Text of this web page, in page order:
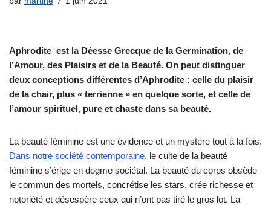
Aphrodite est la Déesse Grecque de la Germination, de
l’Amour, des Plaisirs et de la Beauté. On peut distinguer
deux conceptions différentes d’Aphrodite : celle du plaisir
de la chair, plus « terrienne » en quelque sorte, et celle de
l’amour spirituel, pure et chaste dans sa beauté.
La beauté féminine est une évidence et un mystère tout à la fois.
Dans notre société contemporaine, le culte de la beauté
féminine s’érige en dogme sociétal. La beauté du corps obsède
le commun des mortels, concrétise les stars, crée richesse et
notoriété et désespère ceux qui n’ont pas tiré le gros lot. La